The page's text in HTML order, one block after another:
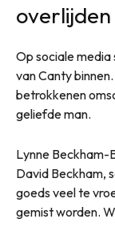
overlijden
Op sociale
van Canty
betrokkenen
geliefde man.
Lynne Beckham-
David Beckham,
goeds veel te
gemist worden.